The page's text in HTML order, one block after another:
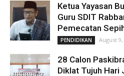
Ketua Yayasan
Guru SDIT
Pemecatan
PENDIDIKAN August 9,
28 Calon
Diklat Tujuh Hari